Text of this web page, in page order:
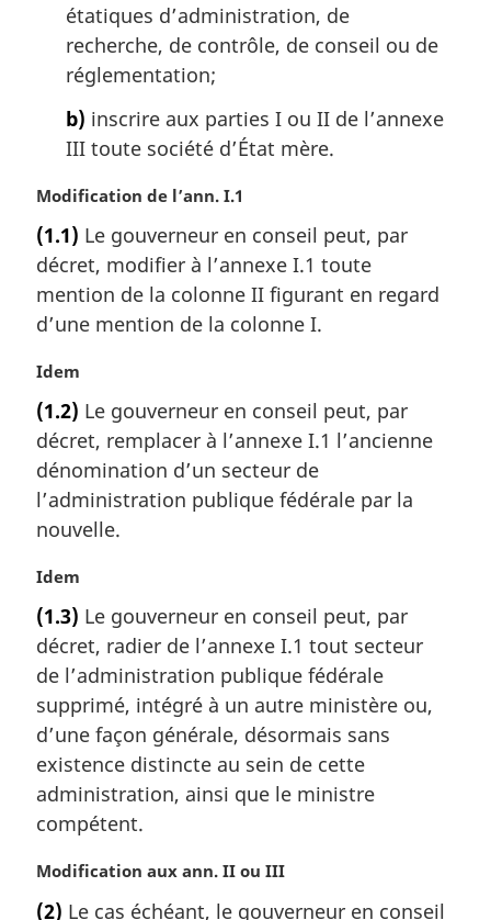
étatiques d’administration, de
recherche, de contrôle, de conseil ou de
réglementation;
b) inscrire aux parties I ou II de l’annexe
III toute société d’État mère.
N
t
e
m
a
g
n
a
e
:
Modification de l’ann. I.1
(1.1) Le gouverneur en conseil peut, par
décret, modifier à l’annexe I.1 toute
mention de la colonne II figurant en regard
d’une mention de la colonne I.
N
t
e
m
a
g
n
a
e
:
Idem
(1.2) Le gouverneur en conseil peut, par
décret, remplacer à l’annexe I.1 l’ancienne
dénomination d’un secteur de
l’administration publique fédérale par la
nouvelle.
N
t
e
m
a
g
i
n
a
e
Idem
(1.3) Le gouverneur en conseil peut, par
décret, radier de l’annexe I.1 tout secteur
de l’administration publique fédérale
supprimé, intégré à un autre ministère ou,
d’une façon générale, désormais sans
existence distincte au sein de cette
administration, ainsi que le ministre
compétent.
N
Modification aux ann. II ou III
(2) Le cas échéant, le gouverneur en conseil